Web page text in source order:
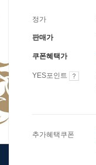
정가
판매가
쿠폰혜택가
YES포인트
추가혜택쿠폰